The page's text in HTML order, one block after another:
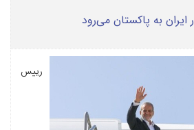
به پاکستان می‌رود
رییس